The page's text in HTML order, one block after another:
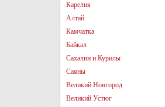
Карелия
Алтай
Камчатка
Байкал
Сахалин и Курилы
Саяны
Великий Новгород
Великий Устюг